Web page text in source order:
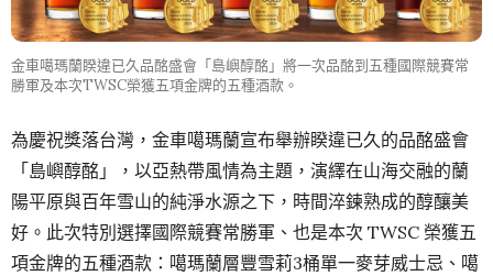
金車噶瑪蘭睽違已久品酩盛會「島嶼醇酩」將一次品酩到五種國際競賽常
勝軍及本次TWSC榮獲五項金牌的五種酒款。
為慶祝獎落台灣，金車噶瑪蘭宣布舉辦睽違已久的品酩盛會
「島嶼醇酩」，以亞熱帶風情為主題，演繹在山海交融的蘭
陽平原與百年雪山的純淨水源之下，時間淬鍊熟成的醇釀美
好。此次特別選擇國際競賽常勝軍、也是本次 TWSC 榮獲五
項金牌的五種酒款：噶瑪蘭層豐雪莉3桶單一麥芽威士忌、噶